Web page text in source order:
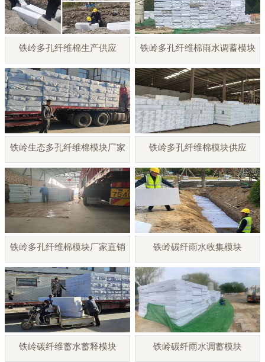
铁岭多孔纤维棉生产供应 铁岭多孔纤维棉雨水调蓄模块
铁岭生态多孔纤维棉模块厂家 铁岭多孔纤维棉模块供应
铁岭多孔纤维棉模块厂家直销 铁岭碳纤雨水收集模块
铁岭碳纤维蓄水蓄释模块 铁岭碳纤雨水调蓄模块